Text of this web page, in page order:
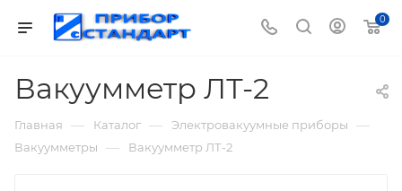
0
Вакуумметр ЛТ-2
Главная — Каталог — Электровакуумные приборы —
Вакуумметры — Вакуумметр ЛТ-2